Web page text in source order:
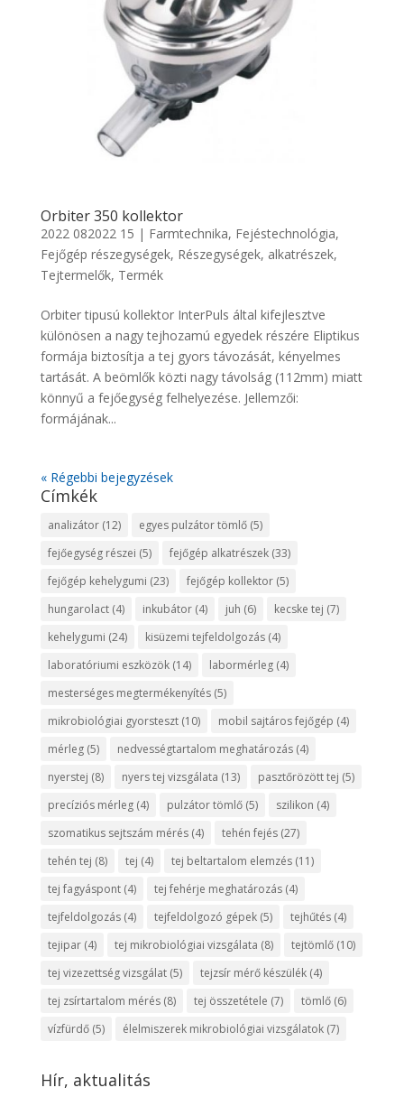
Orbiter 350 kollektor
2022 082022 15 | Farmtechnika, Fejéstechnológia,
Fejőgép részegységek, Részegységek, alkatrészek,
Tejtermelők, Termék
Orbiter tipusú kollektor InterPuls által kifejlesztve
különösen a nagy tejhozamú egyedek részére Eliptikus
formája biztosítja a tej gyors távozását, kényelmes
tartását. A beömlők közti nagy távolság (112mm) miatt
könnyű a fejőegység felhelyezése. Jellemzői:
formájának...
« Régebbi bejegyzések
Címkék
analizátor(12) egyes pulzátor tömlő(5)
fejőegység részei (5) fejőgép alkatrészek(33)
fejőgép kehelygumi (23) fejőgép kollektor(5)
hungarolact(4) inkubátor(4) juh (6) kecske tej (7)
kehelygumi (24) kisüzemi tejfeldolgozás(4)
laboratóriumi eszközök(14) labormérleg(4)
mesterséges megtermékenyítés(5)
mikrobiológiai gyorsteszt(10) mobil sajtáros fejőgép (4)
mérleg(5) nedvességtartalom meghatározás(4)
nyerstej (8) nyers tej vizsgálata (13) pasztőrözött tej (5)
precíziós mérleg(4) pulzátor tömlő(5) szilikon (4)
szomatikus sejtszám mérés(4) tehén fejés(27)
tehén tej (8) tej (4) tej beltartalom elemzés(11)
tej fagyáspont(4) tej fehérje meghatározás(4)
tejfeldolgozás(4) tejfeldolgozó gépek(5) tejhűtés(4)
tejipar(4) tej mikrobiológiai vizsgálata (8) tejtömlő(10)
tej vizezettség vizsgálat(5) tejzsír mérő készülék(4)
tej zsírtartalom mérés(8) tej összetétele (7) tömlő(6)
vízfürdő(5) élelmiszerek mikrobiológiai vizsgálatok(7)
Hír, aktualitás